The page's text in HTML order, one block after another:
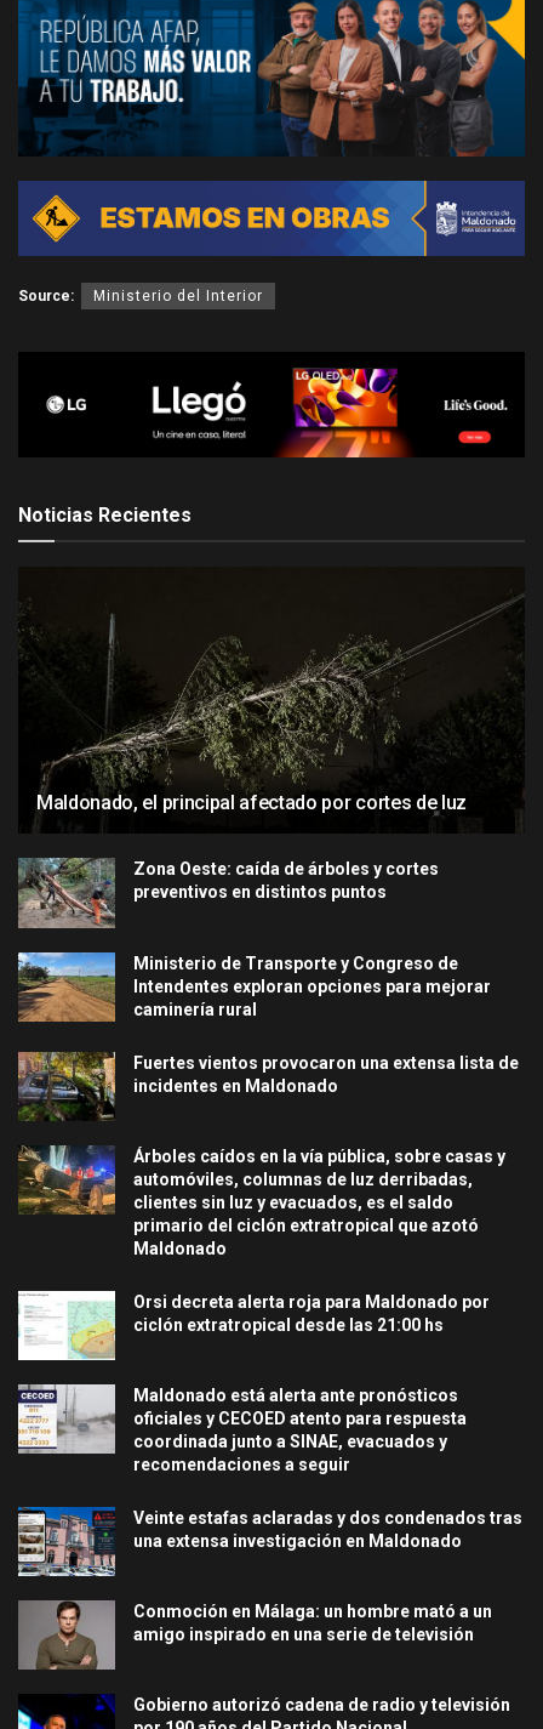
Source: Ministerio del Interior
Noticias Recientes
Maldonado, el principal afectado por cortes de luz
Zona Oeste: caída de árboles y cortes
preventivos en distintos puntos
Ministerio de Transporte y Congreso de
Intendentes exploran opciones para mejorar
caminería rural
Fuertes vientos provocaron una extensa lista de
incidentes en Maldonado
Árboles caídos en la vía pública, sobre casas y
automóviles, columnas de luz derribadas,
clientes sin luz y evacuados, es el saldo
primario del ciclón extratropical que azotó
Maldonado
Orsi decreta alerta roja para Maldonado por
ciclón extratropical desde las 21:00 hs
Maldonado está alerta ante pronósticos
oficiales y CECOED atento para respuesta
coordinada junto a SINAE, evacuados y
recomendaciones a seguir
Veinte estafas aclaradas y dos condenados tras
una extensa investigación en Maldonado
Conmoción en Málaga: un hombre mató a un
amigo inspirado en una serie de televisión
Gobierno autorizó cadena de radio y televisión